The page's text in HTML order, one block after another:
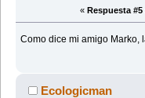
« Respuesta #5
Como dice mi amigo Marko,
Ecologicman